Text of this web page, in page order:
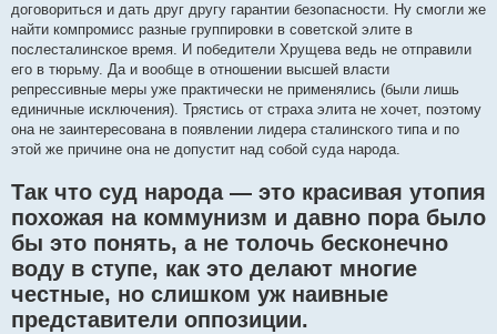
договориться и дать друг другу гарантии безопасности. Ну смогли же
найти компромисс разные группировки в советской элите в
послесталинское время. И победители Хрущева ведь не отправили
его в тюрьму. Да и вообще в отношении высшей власти
репрессивные меры уже практически не применялись (были лишь
единичные исключения). Трястись от страха элита не хочет, поэтому
она не заинтересована в появлении лидера сталинского типа и по
этой же причине она не допустит над собой суда народа.
Так что суд народа — это красивая утопия
похожая на коммунизм и давно пора было
бы это понять, а не толочь бесконечно
воду в ступе, как это делают многие
честные, но слишком уж наивные
представители оппозиции.